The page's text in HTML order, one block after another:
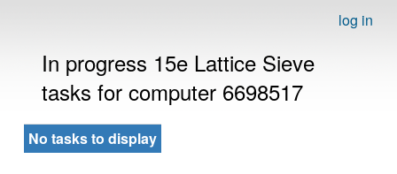
log in
In progress 15e Lattice Sieve
tasks for computer 6698517
No tasks to display